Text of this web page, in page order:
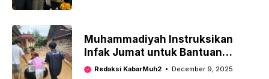
Muhammadiyah Instruksikan
Infak Jumat untuk Bantuan
Kemanusiaan Korban Bencana
Redaksi KabarMuh2 December 9, 2025